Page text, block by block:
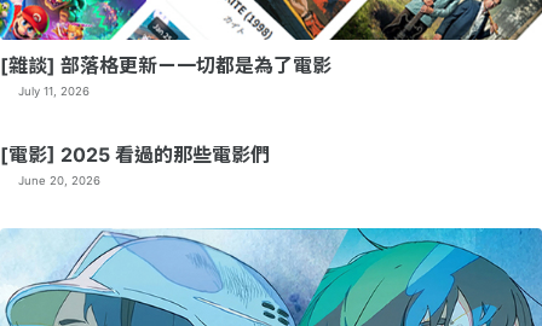
[雜談] 部落格更新ㄧ一切都是為了電影
July 11, 2026
[電影] 2025 看過的那些電影們
June 20, 2026